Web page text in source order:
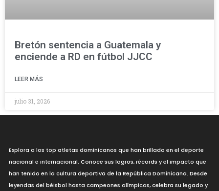
Bretón sentencia a Guatemala y
enciende a RD en fútbol JJCC
LEER MÁS
julio 31, 2026
Explora a los top atletas dominicanos que han brillado en el deporte
nacional e internacional. Conoce sus logros, récords y el impacto que
han tenido en la cultura deportiva de la República Dominicana. Desde
leyendas del béisbol hasta campeones olímpicos, celebra su legado y